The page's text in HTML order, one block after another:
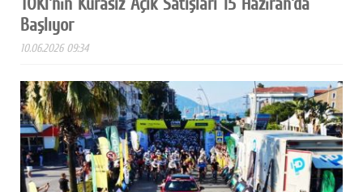
Başlıyor
10.06.2026 09:34